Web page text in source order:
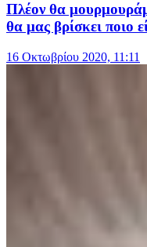
Πλέον θα
θα μας βρίσκει ποιο
16 Οκτωβρίου 2020, 11:11